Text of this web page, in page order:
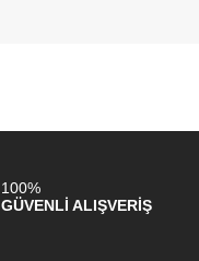
100%
GÜVENLİ ALIŞVERİŞ